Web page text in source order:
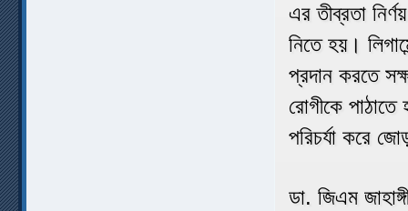
এর তীব্রতা
নিতে হয়।
প্রদান করতে
রোগীকে
পরিচর্যা করে
ডা. জিএম